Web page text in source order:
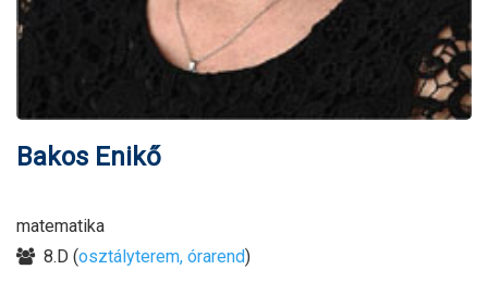
Bakos Enikő
matematika
8.D (osztályterem, órarend)